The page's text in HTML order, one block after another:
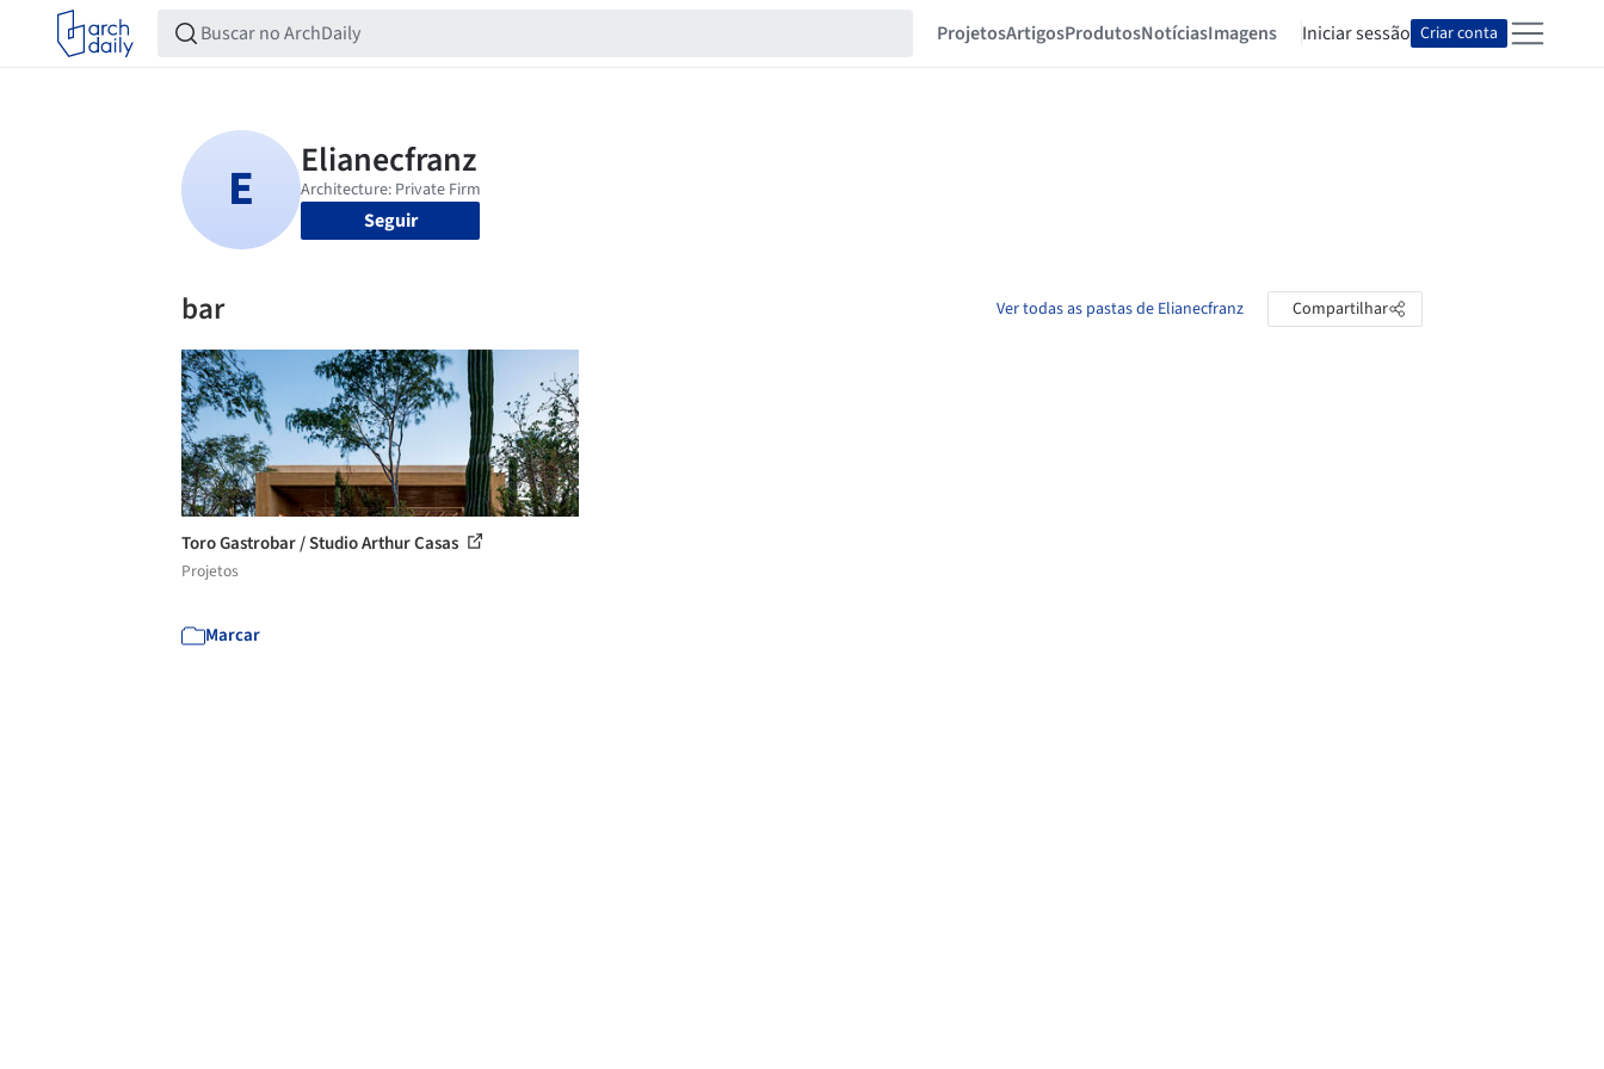
ProjetosArtigosProdutosNotíciasImagens Iniciar sessão Criar conta
Seguir
bar Ver todas as pastas de Elianecfranz Compartilhar
Toro Gastrobar / Studio Arthur Casas
Projetos
Marcar